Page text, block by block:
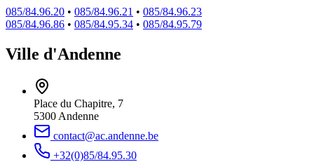
085/84.96.20 • 085/84.96.21 • 085/84.96.23
085/84.96.86 • 085/84.95.34 • 085/84.95.79
Ville d'Andenne
Place du Chapitre, 7
5300 Andenne
contact@ac.andenne.be
+32(0)85/84.95.30